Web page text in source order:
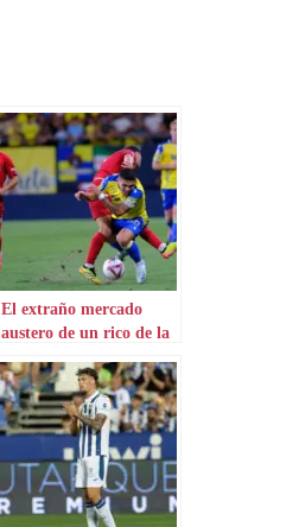
El extraño mercado
austero de un rico de la